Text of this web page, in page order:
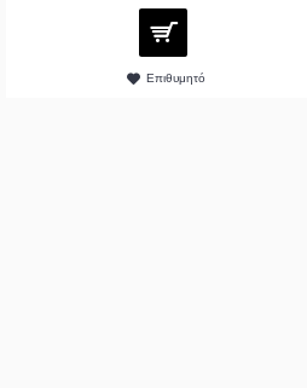
Επιθυμητό